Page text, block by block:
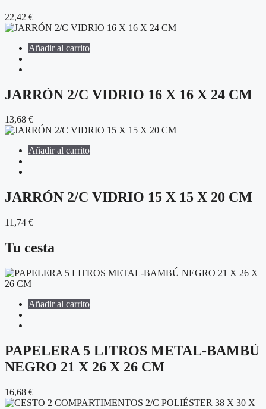
22,42 €
Añadir al carrito
JARRÓN 2/C VIDRIO 16 X 16 X 24 CM
13,68 €
Añadir al carrito
JARRÓN 2/C VIDRIO 15 X 15 X 20 CM
11,74 €
Tu cesta
Añadir al carrito
PAPELERA 5 LITROS METAL-BAMBÚ
NEGRO 21 X 26 X 26 CM
16,68 €